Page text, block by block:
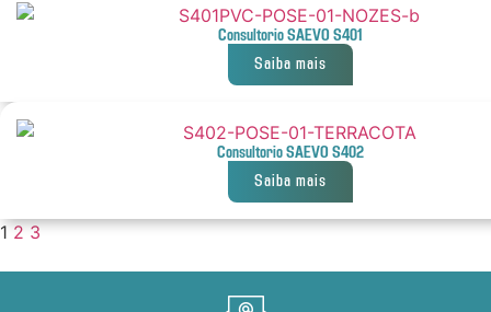
Consultorio SAEVO S401
Saiba mais
Consultorio SAEVO S402
Saiba mais
1 2 3